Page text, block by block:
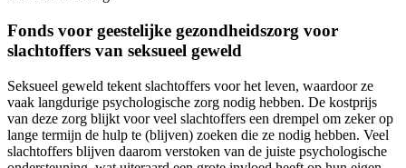
Fonds voor geestelijke gezondheidszorg voor
slachtoffers van seksueel geweld
Seksueel geweld tekent slachtoffers voor het leven, waardoor ze
vaak langdurige psychologische zorg nodig hebben. De kostprijs
van deze zorg blijkt voor veel slachtoffers een drempel om zeker op
lange termijn de hulp te (blijven) zoeken die ze nodig hebben. Veel
slachtoffers blijven daarom verstoken van de juiste psychologische